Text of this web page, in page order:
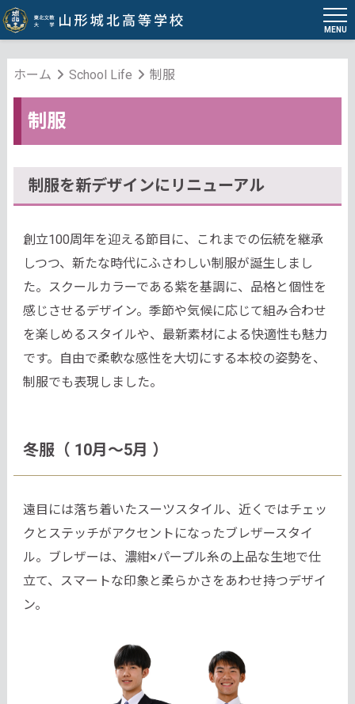
MENU
ホーム School Life 制服
制服
制服を新デザインにリニューアル
創立100周年を迎える節目に、これまでの伝統を継承
しつつ、新たな時代にふさわしい制服が誕生しまし
た。スクールカラーである紫を基調に、品格と個性を
感じさせるデザイン。季節や気候に応じて組み合わせ
を楽しめるスタイルや、最新素材による快適性も魅力
です。自由で柔軟な感性を大切にする本校の姿勢を、
制服でも表現しました。
冬服（ 10月～5月 ）
遠目には落ち着いたスーツスタイル、近くではチェッ
クとステッチがアクセントになったブレザースタイ
ル。ブレザーは、濃紺×パープル糸の上品な生地で仕
立て、スマートな印象と柔らかさをあわせ持つデザイ
ン。